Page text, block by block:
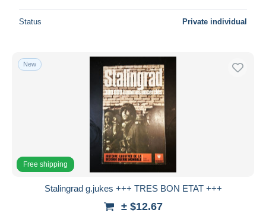
Status Private individual
New
Free shipping
Stalingrad g.jukes +++ TRES BON ETAT +++
± $12.67